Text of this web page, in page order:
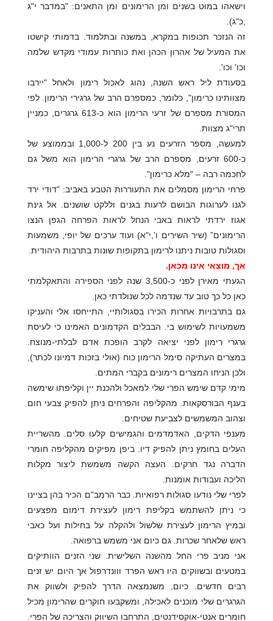
וישאהו במוט בשנים ומן הרימונים ומן התאנים: "במדבר י"ג
,כ"ג).
זה הנזכר תכופות במקרא, במשנה ובתלמוד. בדמותי קישטו
את המעיל של אהרון הכהן ואת כותרות עמודי מקדש שלמה
וכו' וכו'.
בסעודת ליל ראש השנה, נהוג לאכול רימון ולאחל "יירבו
מצוותינו כרימון", כלומר, כמספרם הרב של גרגירי הרימון. לפי
המסורת מספרם של זרעי הרימון הוא כ-613 גרגרים, כמניין
תרי"ג מצוות.
למעשה, מספר הזרעים נע בין 200 ל-1,000 ובממוצע של
כ-600 זרעים, מספרם הרב של גרגרי הרימון הוא משל גם
לחכמה רבה – "מלא כרימון".
פרחי הרימון מסמלים את התעוררות הטבע באביב: "דודי ירד
לגנו לערוגות הבושם לרעות בגנים וללקט שושנים. אל גינת
אגוז ירדתי לראות באבי הנחל לראות הפרחה הגפן הנצו
הרימונים” (שיר השירים ו’,י"א) ועוד ערכים של יופי, משמעות
וסגולות טובות ניתנו לרימון בתקופות שונות בתרבות היהודית.
אך, מוצאי אינו מכאן.
הגעתי מאירן לפני כ-3,500 שנה לפני הספירה והתאקלמתי
כאן כל כך טוב עד שנדמה לכל שנולדתי כאן.
גם בתרבויות אחרות הכירו בסגולותיי, התייחסו אלי והעניקו
משמעויות לשימוש בי. הבבלים הקדמונים האמינו כי לעיסת
גרגרי רימון לפני יציאה לקרב הופכת אדם לבלתי-מנוצח.
במצרים העתיקה סימל הרימון כוח (אולי בזכות דמיונו לכתר),
ולכן הניחו המצרים רימונים בקברי המתים.
מימי קדם שימש הפרי שלי למאכל ולהכנת יין וקליפתו שימשה
בענף הבורסקאות. מהקליפה והפרחים ניתן להפיק צבעי חום
וצהוב המשמשים לצביעת שטיחים.
מענפי הדקים, האדמדמים והגמישים קלעו סלים. מהשריית
העלים בחומץ ניתן להפיק דיו. ביפן מפיקים מהקליפה חומרי
הדברה נגד חרקים. העצה הקשה משמשת ליצור מקלות
הליכה ועבודות אומנות.
לפרי שלי נודעו סגולות רפואיות. כבר הרמב"ם הכיר בהן בציינו
כי ניתן להשתמש בקליפת רימון לעצירת דימום מפצעים
ובמיץ הרימון לעצירת שלשול ולהקלה על בחילות ועל כאבי
ראש שלאחר שכרות. גם כיום אני משמש ברפואה.
אני מניב פרי החל מהשנה השלישית. שני הזנים הוותיקים
במטעים ובשווקים היו ראש הפרד ווונדרפול אך היום יש זנים
רבים חדשים. כיום, משנמצאה הדרך להפיק ולשווק את
הגרגרים שלי מוכנים לאכילה, ומשקבעו חוקרים שהרימון מכיל
חומרים אנטי-אוקסידנטים, התרחבו השיווק והצריכה של הפרי.